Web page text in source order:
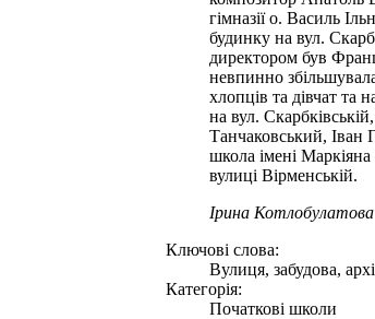
гімназії о. Василь
будинку на вул.
директором був
невпинно
хлопців та дівчат та
на вул.
Танчаковський, Іван
школа імені
вулиці Вірменській.
Ірина Котлобулатова
Ключові слова:
Вулиця, забудова,
Категорія:
Початкові школи